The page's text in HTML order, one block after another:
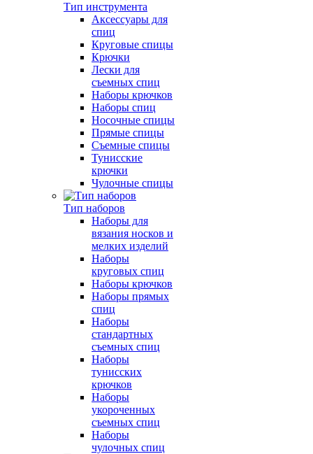
Тип инструмента
Аксессуары для
спиц
Круговые спицы
Крючки
Лески для
съемных спиц
Наборы крючков
Наборы спиц
Носочные спицы
Прямые спицы
Съемные спицы
Тунисские
крючки
Чулочные спицы
Тип наборов
Наборы для
вязания носков и
мелких изделий
Наборы
круговых спиц
Наборы крючков
Наборы прямых
спиц
Наборы
стандартных
съемных спиц
Наборы
тунисских
крючков
Наборы
укороченных
съемных спиц
Наборы
чулочных спиц